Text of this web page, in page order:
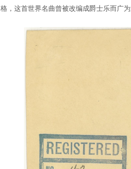
格，这首世界名曲曾被改编成爵士乐而广为